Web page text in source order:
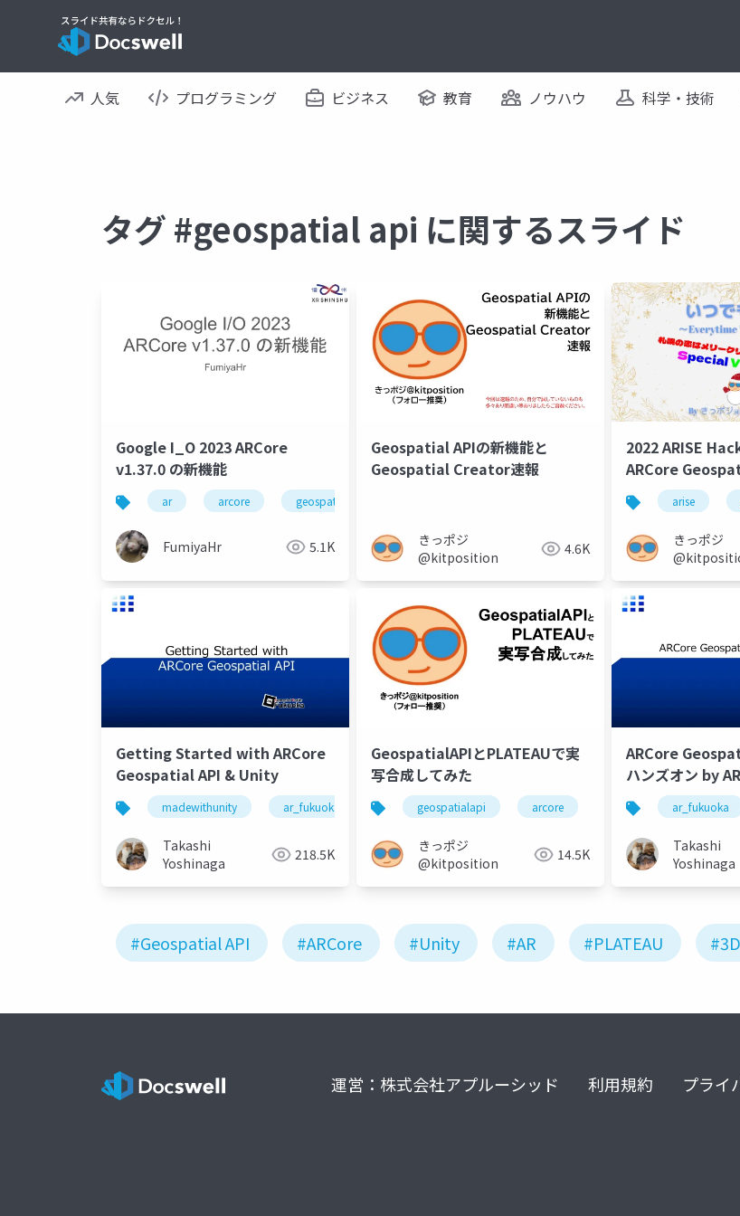
人気 プログラミング ビジネス 教育 ノウハウ 科学・技術
タグ #geospatial api に関するスライド
Google I_O 2023 ARCore
v1.37.0 の新機能
ar arcore geospatial api scene semantics streetscape
FumiyaHr 5.1K
Geospatial APIの新機能と
Geospatial Creator速報
きっポジ
@kitposition
4.6K
2022 ARISE
ARCore
品「いつでも雪
イド
arise
きっポジ
Getting Started with ARCore
Geospatial API & Unity
madewithunity ar_fukuoka arcore geospatialapi
Takashi
Yoshinaga
218.5K
GeospatialAPIとPLATEAUで実
写合成してみた
geospatialapi arcore arfoundation
きっポジ
@kitposition
14.5K
ARCore
ハンズオン by
ar_fukuoka
Takashi
Yoshinaga
#Geospatial API #ARCore #Unity #AR #PLATEAU
運営：株式会社アプルーシッド 利用規約 プライ